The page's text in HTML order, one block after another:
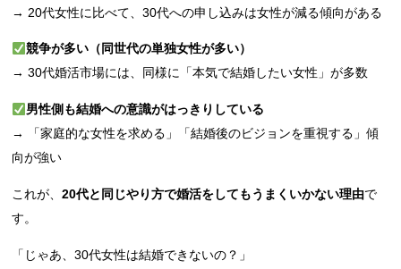
→ 20代女性に比べて、30代への申し込みは女性が減る傾向がある
競争が多い（同世代の単独女性が多い）
→ 30代婚活市場には、同様に「本気で結婚したい女性」が多数
男性側も結婚への意識がはっきりしている
→ 「家庭的な女性を求める」「結婚後のビジョンを重視する」傾
向が強い
これが、20代と同じやり方で婚活をしてもうまくいかない理由で
す。
「じゃあ、30代女性は結婚できないの？」